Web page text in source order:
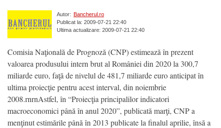
Autor: Bancherul.ro
Publicat la: 2009-07-21 22:40
Ultima actualizare: 2009-07-21 22:40
Comisia Naţională de Prognoză (CNP) estimează în prezent
valoarea produsului intern brut al României din 2020 la 300,7
miliarde euro, faţă de nivelul de 481,7 miliarde euro anticipat în
ultima proiecţie pentru acest interval, din noiembrie
2008.rnrnAstfel, în “Proiecţia principalilor indicatori
macroeconomici până în anul 2020”, publicată marţi, CNP a
menţinut estimările până în 2013 publicate la finalul aprilie, însă a